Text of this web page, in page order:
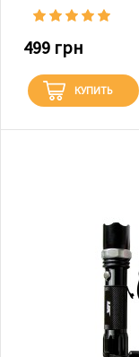
499 грн
КУПИТЬ